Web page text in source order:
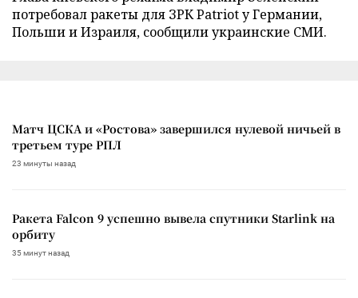
потребовал ракеты для ЗРК Patriot у Германии,
Польши и Израиля, сообщили украинские СМИ.
Матч ЦСКА и «Ростова» завершился нулевой ничьей в
третьем туре РПЛ
23 минуты назад
Ракета Falcon 9 успешно вывела спутники Starlink на
орбиту
35 минут назад